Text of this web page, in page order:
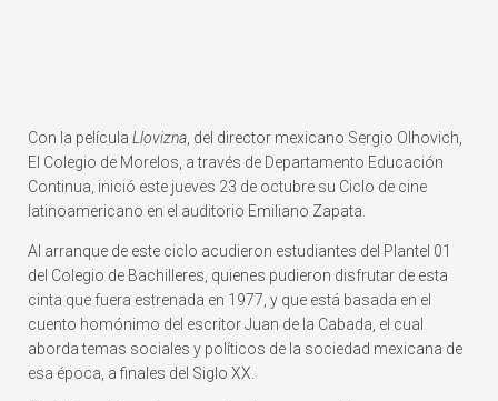
Con la película Llovizna, del director mexicano Sergio Olhovich,
El Colegio de Morelos, a través de Departamento Educación
Continua, inició este jueves 23 de octubre su Ciclo de cine
latinoamericano en el auditorio Emiliano Zapata.
Al arranque de este ciclo acudieron estudiantes del Plantel 01
del Colegio de Bachilleres, quienes pudieron disfrutar de esta
cinta que fuera estrenada en 1977, y que está basada en el
cuento homónimo del escritor Juan de la Cabada, el cual
aborda temas sociales y políticos de la sociedad mexicana de
esa época, a finales del Siglo XX.